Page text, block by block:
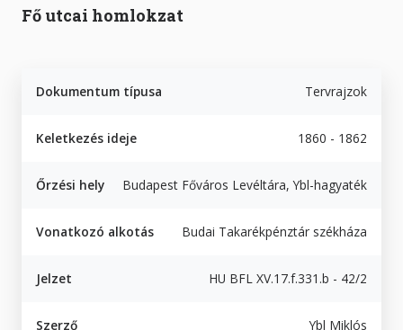
Fő utcai homlokzat
Dokumentum típusa Tervrajzok
Keletkezés ideje 1860 - 1862
Őrzési hely Budapest Főváros Levéltára, Ybl-hagyaték
Vonatkozó alkotás Budai Takarékpénztár székháza
Jelzet HU BFL XV.17.f.331.b - 42/2
Szerző Ybl Miklós